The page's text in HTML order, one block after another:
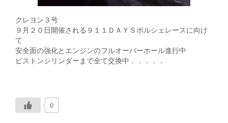
クレヨン３号
９月２０日開催される９１１ＤＡＹＳポルシェレースに向け
て
安全面の強化とエンジンのフルオーバーホール進行中
ピストンシリンダーまで全て交換中．．．．．
0